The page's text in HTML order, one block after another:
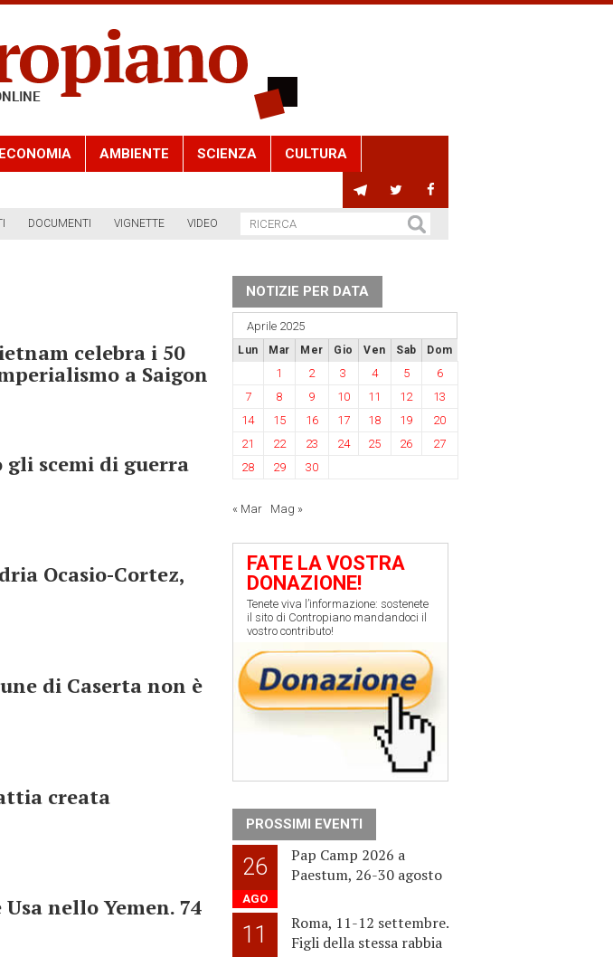
ECONOMIA AMBIENTE SCIENZA CULTURA
DOCUMENTI VIGNETTE VIDEO
celebra i 50
a Saigon
gli scemi di guerra
Ocasio-Cortez,
di Caserta non è
creata
nello Yemen. 74
NOTIZIE PER DATA
Aprile 2025
Lun Mar Mer Gio Ven Sab Dom
1 2 3 4 5
6
7
8 9 10 11 12
13
14
15 16 17 18 19
20
21
22 23 24 25 26
27
28
29 30
« Mar Mag »
FATE LA VOSTRA
DONAZIONE!
Tenete viva l’informazione: sostenete
il sito di Contropiano mandandoci il
vostro contributo!
PROSSIMI EVENTI
26
AGO
Pap Camp 2026 a
Paestum, 26-30 agosto
11
Roma, 11-12 settembre.
Figli della stessa rabbia